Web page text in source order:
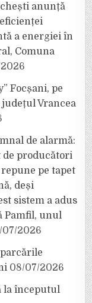
anunță
a energiei în
Comuna
Focșani, pe
Vrancea
de alarmă:
producători
pe tapet
deși
sistem a adus
Pamfil, unul
07/2026
08/07/2026
la începutul